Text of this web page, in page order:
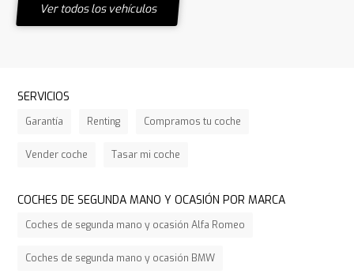
Ver todos los vehículos
SERVICIOS
Garantía Renting Compramos tu coche
Vender coche Tasar mi coche
COCHES DE SEGUNDA MANO Y OCASIÓN POR MARCA
Coches de segunda mano y ocasión Alfa Romeo
Coches de segunda mano y ocasión BMW